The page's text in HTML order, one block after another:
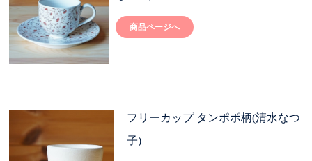
商品ページへ
フリーカップ タンポポ柄(清水なつ
子)